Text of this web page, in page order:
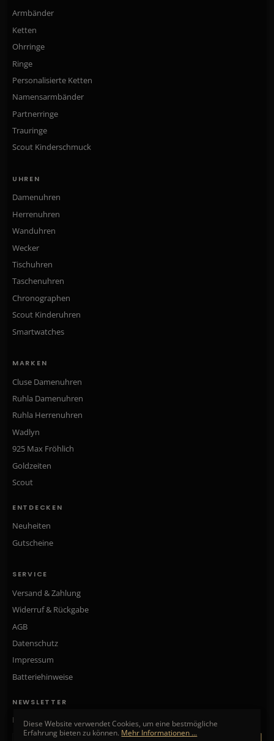
Armbänder
Ketten
Ohrringe
Ringe
Personalisierte Ketten
Namensarmbänder
Partnerringe
Trauringe
Scout Kinderschmuck
UHREN
Damenuhren
Herrenuhren
Wanduhren
Wecker
Tischuhren
Taschenuhren
Chronographen
Scout Kinderuhren
Smartwatches
MARKEN
Cluse Damenuhren
Ruhla Damenuhren
Ruhla Herrenuhren
Wadlyn
925 Max Fröhlich
Goldzeiten
Scout
ENTDECKEN
Neuheiten
Gutscheine
SERVICE
Versand & Zahlung
Widerruf & Rückgabe
AGB
Datenschutz
Impressum
Batteriehinweise
NEWSLETTER
Neue Kollektionen, exklusive Angebote & Aktionen direkt in Ihr Postfach.
Diese Website verwendet Cookies, um eine bestmögliche
Erfahrung bieten zu können. Mehr Informationen ...